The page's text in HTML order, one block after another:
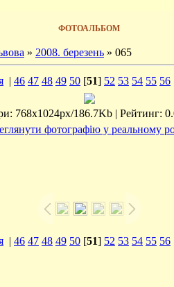
ФОТОАЛЬБОМ
» 2008. березень » 065
| 46 47 48 49 50 [51] 52 53 54 55 56
768x1024px/186.7Kb | Рейтинг:
фотографію у реальному
| 46 47 48 49 50 [51] 52 53 54 55 56